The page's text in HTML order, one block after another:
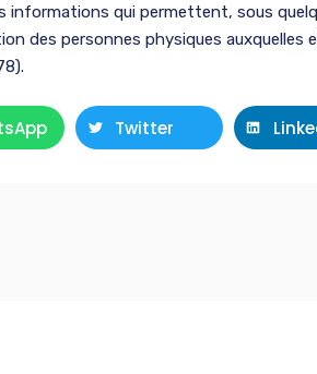
informations qui permettent, sous
des personnes physiques auxquelles
Twitter